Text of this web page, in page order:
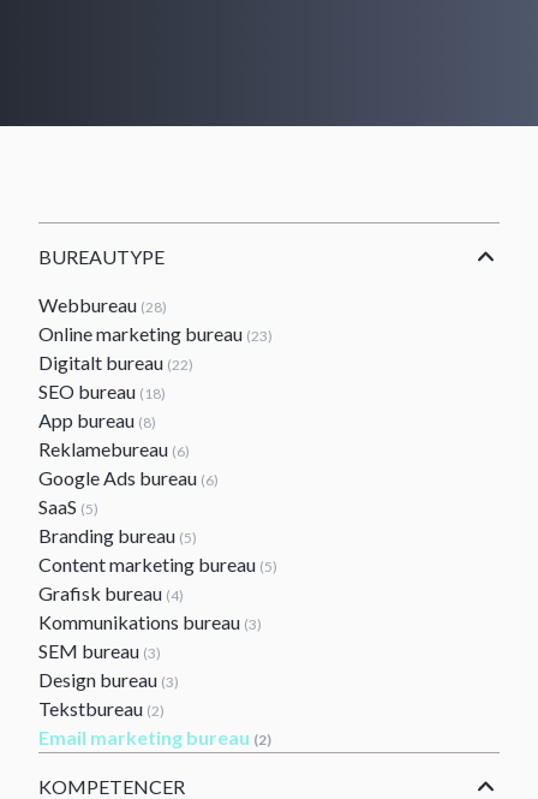
BUREAUTYPE
Webbureau (28)
Online marketing bureau (23)
Digitalt bureau (22)
SEO bureau (18)
App bureau (8)
Reklamebureau (6)
Google Ads bureau (6)
SaaS (5)
Branding bureau (5)
Content marketing bureau (5)
Grafisk bureau (4)
Kommunikations bureau (3)
SEM bureau (3)
Design bureau (3)
Tekstbureau (2)
Email marketing bureau (2)
KOMPETENCER